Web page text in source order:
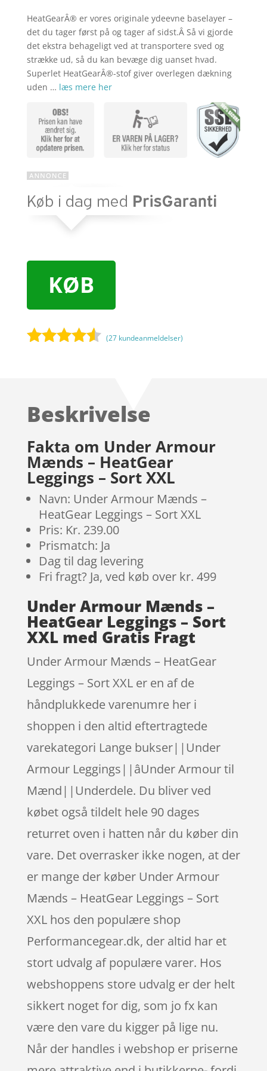
kr.
pris
er:
kr.
HeatGearÂ® er vores originale ydeevne baselayer –
det du tager først på og tager af sidst.Â Så vi gjorde
det ekstra behageligt ved at transportere sved og
strække ud, så du kan bevæge dig uanset hvad.
Superlet HeatGearÂ®-stof giver overlegen dækning
uden … læs mere her
KØB
på
mmelser
(27 kundeanmeldelser)
Beskrivelse
Fakta om Under Armour
Mænds – HeatGear
Leggings – Sort XXL
Navn: Under Armour Mænds –
HeatGear Leggings – Sort XXL
Pris: Kr. 239.00
Prismatch: Ja
Dag til dag levering
Fri fragt? Ja, ved køb over kr. 499
Under Armour Mænds –
HeatGear Leggings – Sort
XXL med Gratis Fragt
Under Armour Mænds – HeatGear
Leggings – Sort XXL er en af de
håndplukkede varenumre her i
shoppen i den altid eftertragtede
varekategori Lange bukser||Under
Armour Leggings||âUnder Armour til
Mænd||Underdele. Du bliver ved
købet også tildelt hele 90 dages
returret oven i hatten når du køber din
vare. Det overrasker ikke nogen, at der
er mange der køber Under Armour
Mænds – HeatGear Leggings – Sort
XXL hos den populære shop
Performancegear.dk, der altid har et
stort udvalg af populære varer. Hos
webshoppens store udvalg er der helt
sikkert noget for dig, som jo fx kan
være den vare du kigger på lige nu.
Når der handles i webshop er priserne